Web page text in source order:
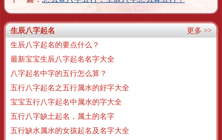
更多 >>
生辰八字起名
生辰八字起名的要点什么？
最新宝宝生辰八字起名名字大全
八字起名中字的五行怎么算？
五行八字起名之五行属水的好字大全
宝宝五行八字起名中属水的字大全
五行八字缺土起名，属土的名字
五行缺水属水的女孩起名及名字大全